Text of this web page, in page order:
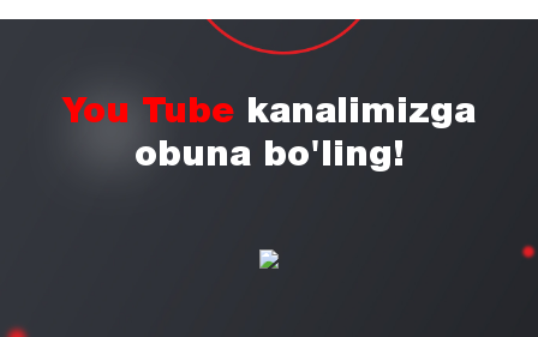
You Tube kanalimizga
obuna bo'ling!